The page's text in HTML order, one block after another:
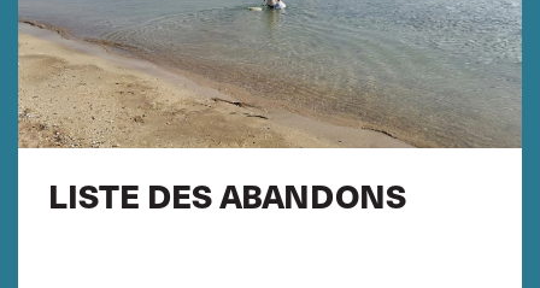
LISTE DES ABANDONS